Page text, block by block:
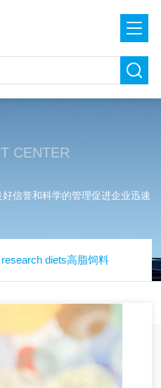
CENTER
信誉和科学的管理促进企业迅速
research diets高脂饲料